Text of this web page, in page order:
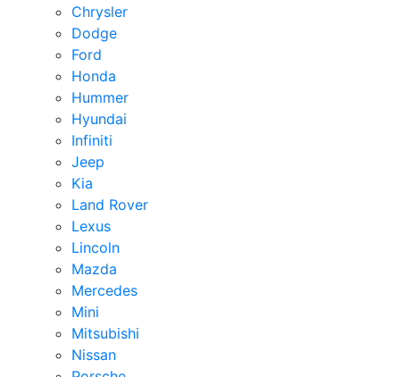
Chrysler
Dodge
Ford
Honda
Hummer
Hyundai
Infiniti
Jeep
Kia
Land Rover
Lexus
Lincoln
Mazda
Mercedes
Mini
Mitsubishi
Nissan